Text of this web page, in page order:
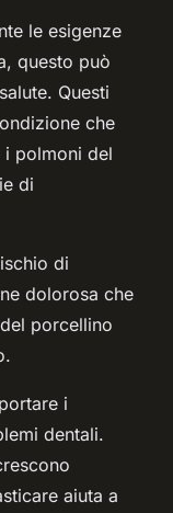
le esigenze
questo può
Questi
che
i polmoni del
di
di
dolorosa che
porcellino
i
dentali.
aiuta a